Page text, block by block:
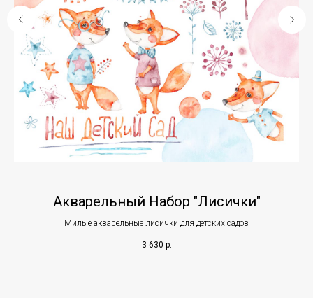
Акварельный Набор "Лисички"
Милые акварельные лисички для детских садов
3 630 р.